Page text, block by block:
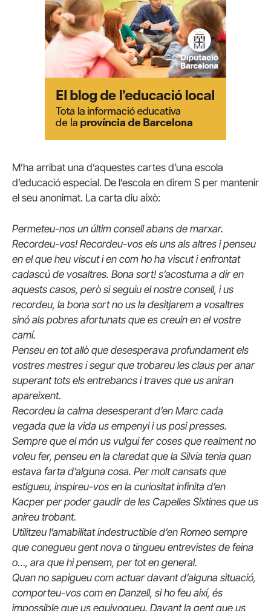
M’ha arribat una d’aquestes cartes d’una escola
d’educació especial. De l’escola en direm S per mantenir
el seu anonimat. La carta diu això:
Permeteu-nos un últim consell abans de marxar.
Recordeu-vos! Recordeu-vos els uns als altres i penseu
en el que heu viscut i en com ho ha viscut i enfrontat
cadascú de vosaltres. Bona sort! s’acostuma a dir en
aquests casos, però si seguiu el nostre consell, i us
recordeu, la bona sort no us la desitjarem a vosaltres
sinó als pobres afortunats que es creuin en el vostre
camí.
Penseu en tot allò que desesperava profundament els
vostres mestres i segur que trobareu les claus per anar
superant tots els entrebancs i traves que us aniran
apareixent.
Recordeu la calma desesperant d’en Marc cada
vegada que la vida us empenyi i us posi presses.
Sempre que el món us vulgui fer coses que realment no
voleu fer, penseu en la claredat que la Silvia tenia quan
estava farta d’alguna cosa. Per molt cansats que
estigueu, inspireu-vos en la curiositat infinita d’en
Kacper per poder gaudir de les Capelles Sixtines que us
anireu trobant.
Utilitzeu l’amabilitat indestructible d’en Romeo sempre
que conegueu gent nova o tingueu entrevistes de feina
o…, ara que hi pensem, per tot en general.
Quan no sapigueu com actuar davant d’alguna situació,
comporteu-vos com en Danzell, si ho feu així, és
impossible que us equivoqueu. Davant la gent que us